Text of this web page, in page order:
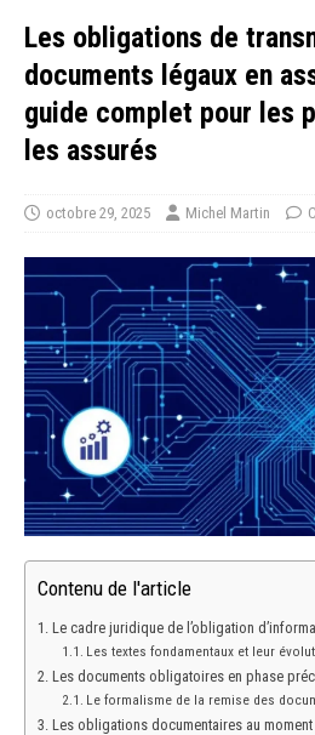
Les obligations de
documents légaux en
guide complet pour les
les assurés
octobre 29, 2025 Michel Martin
Contenu de l'article
Le cadre juridique de l’obligation
Les textes fondamentaux et leur
Les documents obligatoires en phase
Le formalisme de la remise des
Les obligations documentaires au moment